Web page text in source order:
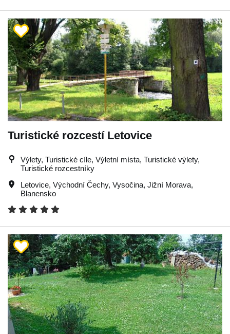
Turistické rozcestí Letovice
Výlety, Turistické cíle, Výletní místa, Turistické výlety,
Turistické rozcestníky
Letovice, Východní Čechy, Vysočina, Jižní Morava,
Blanensko